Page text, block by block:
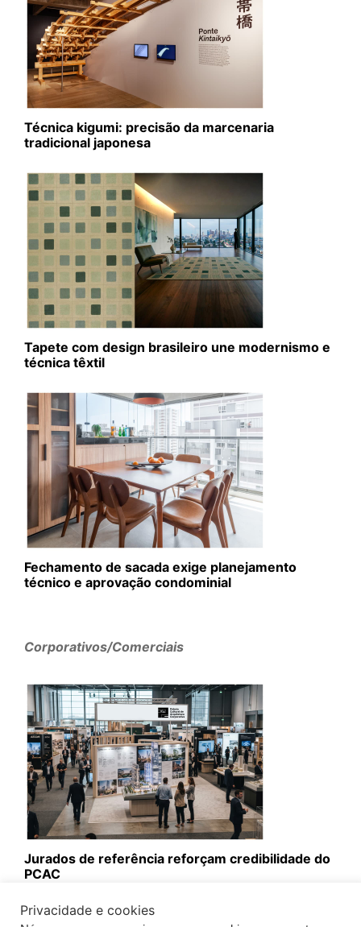
Técnica kigumi: precisão da marcenaria
tradicional japonesa
Tapete com design brasileiro une modernismo e
técnica têxtil
Fechamento de sacada exige planejamento
técnico e aprovação condominial
Corporativos/Comerciais
Jurados de referência reforçam credibilidade do
PCAC
Privacidade e cookies